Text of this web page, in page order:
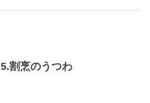
5.割烹のうつわ